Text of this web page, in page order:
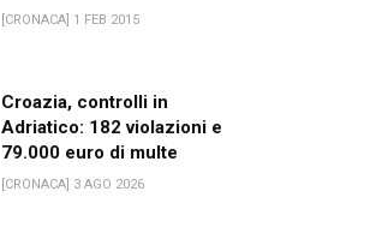
[CRONACA] 1 FEB 2015
Croazia, controlli in
Adriatico: 182 violazioni e
79.000 euro di multe
[CRONACA] 3 AGO 2026